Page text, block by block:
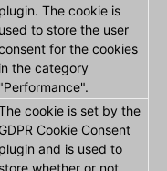
plugin. The cookie is
used to store the user
for the cookies
in the category
"Performance".
cookie is set by the
GDPR Cookie Consent
plugin and is used to
store whether or not